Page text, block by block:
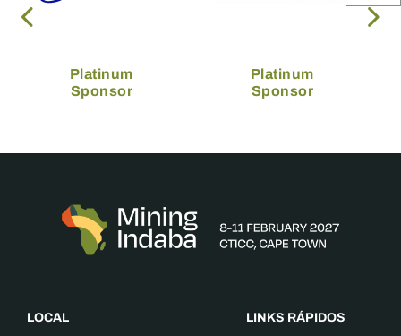
Platinum
Sponsor
Platinum
Sponsor
LOCAL
LINKS RÁPIDOS